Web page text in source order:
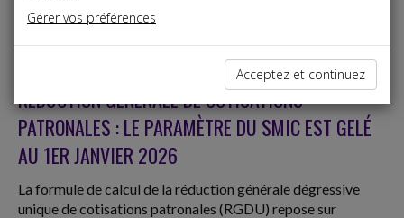
j
Social
RÉDUCTION GÉNÉRALE DE COTISATIONS
PATRONALES : LE PARAMÈTRE DU SMIC EST GELÉ
AU 1ER JANVIER 2026
La formule de calcul de la réduction générale dégressive
unique de cotisations patronales (RGDU) repose sur
Gérer vos préférences
Acceptez et continuez